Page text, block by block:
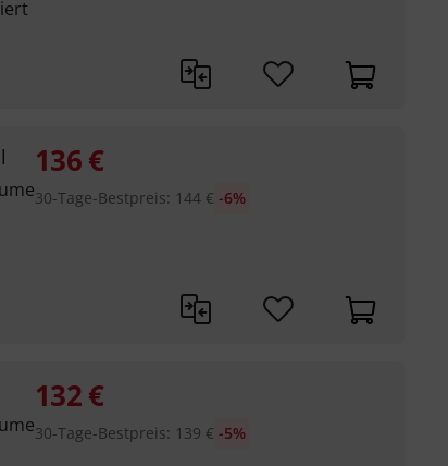
136 €
30-Tage-Bestpreis: 144 € -6%
132 €
30-Tage-Bestpreis: 139 € -5%